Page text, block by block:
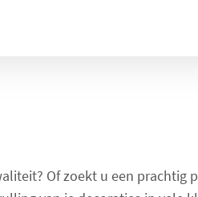
Of zoekt u een prachtig